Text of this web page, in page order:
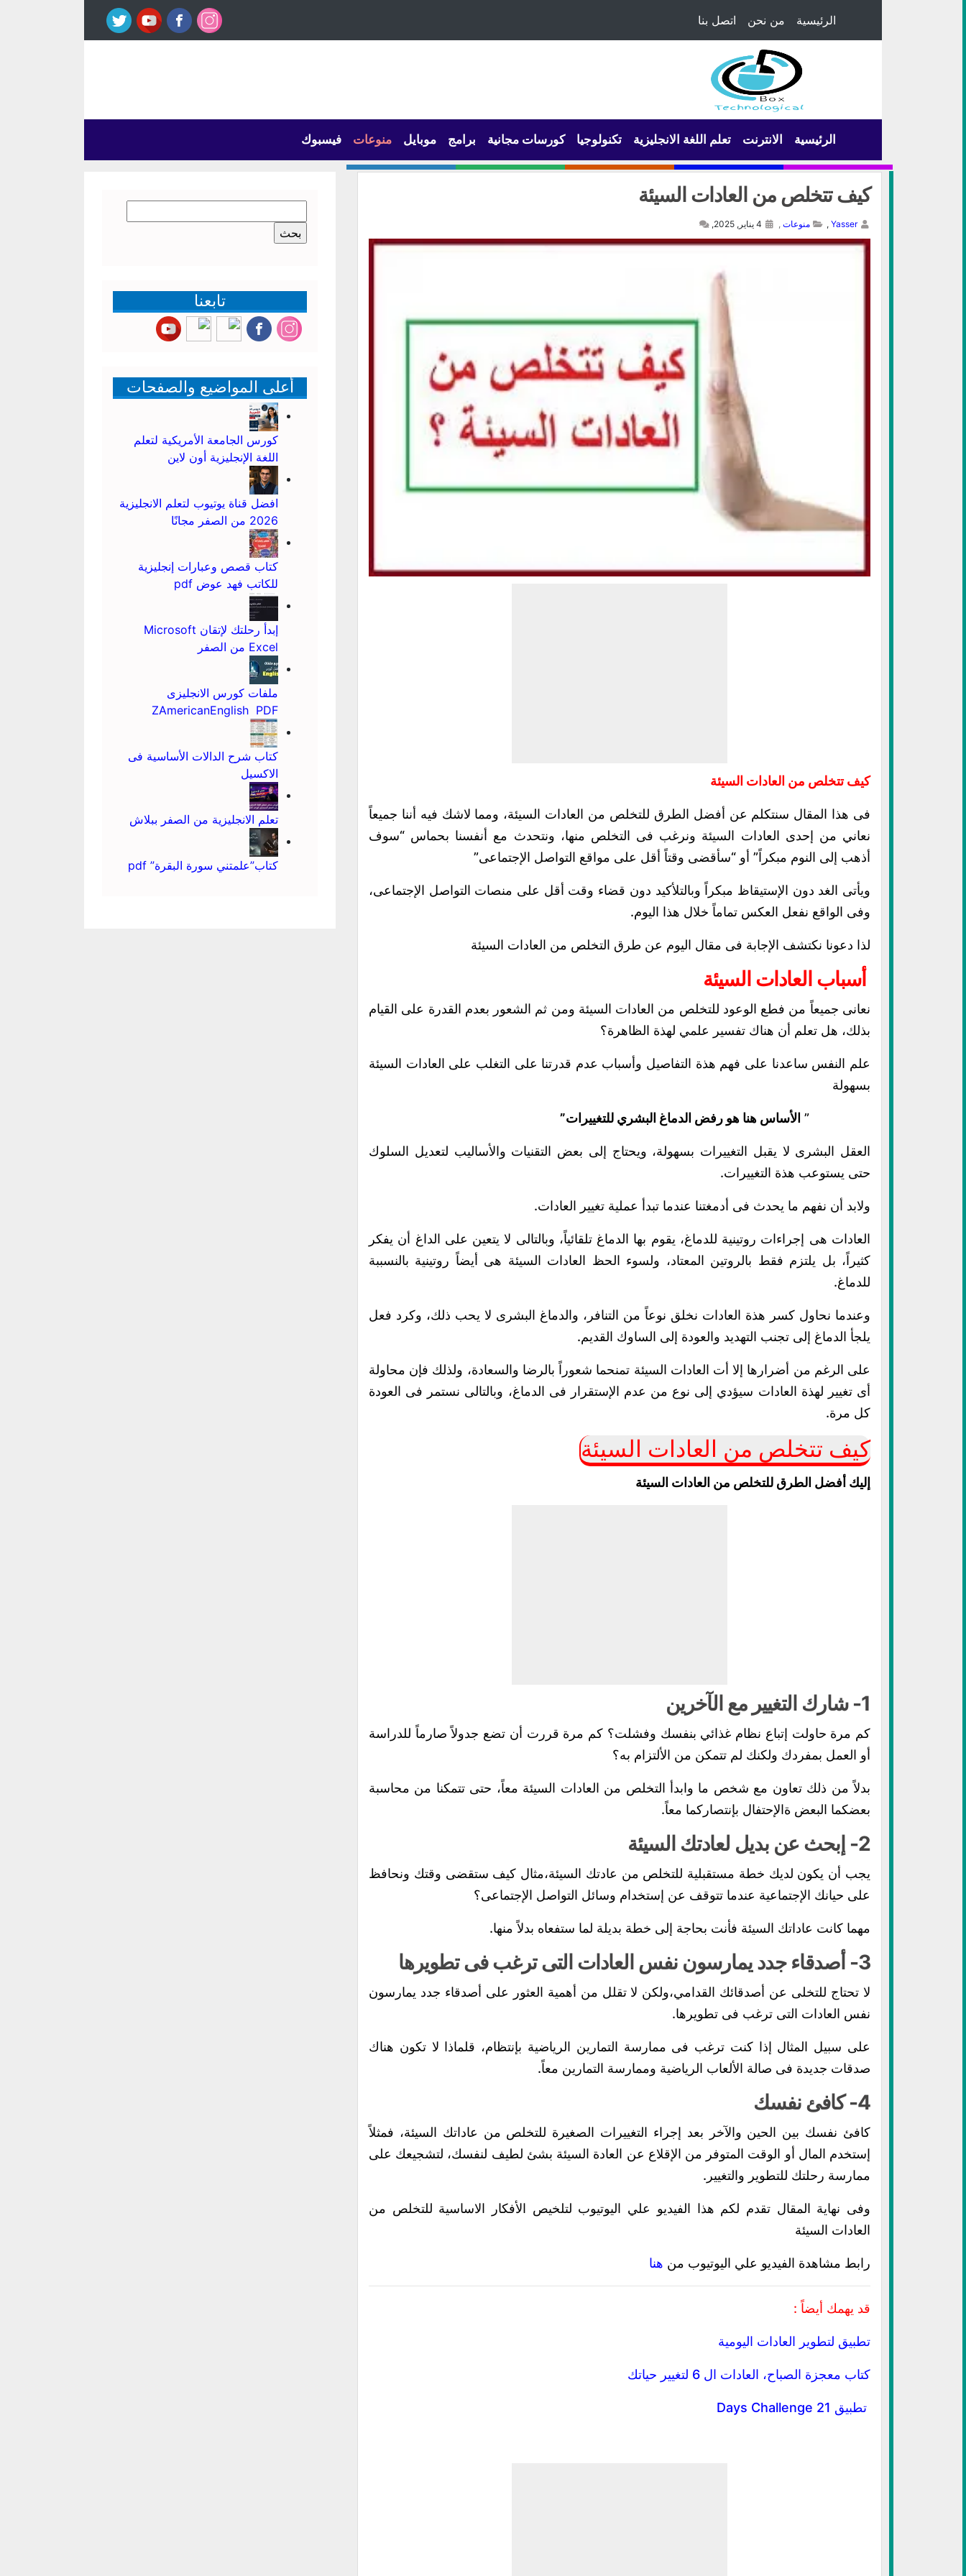
الرئيسية من نحن اتصل بنا
الرئيسية الانترنت تعلم اللغة الانجليزية تكنولوجيا كورسات مجانية برامج موبايل منوعات فيسبوك
كيف تتخلص من العادات السيئة
Yasser
, منوعات ,
كيف تتخلص من العادات السيئة
فى هذا المقال سنتكلم عن أفضل الطرق للتخلص من العادات السيئة، ومما لاشك فيه أننا جميعاً
نعاني من إحدى العادات السيئة ونرغب فى التخلص منها، ونتحدث مع أنفسنا بحماس “سوف
أذهب إلى النوم مبكراً” أو “سأقضى وقتاً أقل على مواقع التواصل الإجتماعى”
ويأتى الغد دون الإستيقاظ مبكراً وبالتلأكيد دون قضاء وقت أقل على منصات التواصل الإجتماعى،
وفى الواقع نفعل العكس تماماً خلال هذا اليوم.
لذا دعونا نكتشف الإجابة فى مقال اليوم عن طرق التخلص من العادات السيئة
أسباب العادات السيئة
نعانى جميعاً من فطع الوعود للتخلص من العادات السيئة ومن ثم الشعور بعدم القدرة على القيام
بذلك، هل تعلم أن هناك تفسير علمي لهذة الظاهرة؟
علم النفس ساعدنا على فهم هذة التفاصيل وأسباب عدم قدرتنا على التغلب على العادات السيئة
بسهولة
” الأساس هنا هو رفض الدماغ البشري للتغييرات”
العقل البشرى لا يقبل التغييرات بسهولة، ويحتاج إلى بعض التقنيات والأساليب لتعديل السلوك
حتى يستوعب هذة التغييرات.
ولابد أن نفهم ما يحدث فى أدمغتنا عندما تبدأ عملية تغيير العادات.
العادات هى إجراءات روتينية للدماغ، يقوم بها الدماغ تلقائياً، وبالتالى لا يتعين على الداغ أن يفكر
كثيراً، بل يلتزم فقط بالروتين المعتاد، ولسوء الحظ العادات السيئة هى أيضاً روتينية بالنسببة
للدماغ.
وعندما نحاول كسر هذة العادات نخلق نوعاً من التنافر، والدماغ البشرى لا يحب ذلك، وكرد فعل
يلجأ الدماغ إلى تجنب التهديد والعودة إلى الساوك القديم.
على الرغم من أضرارها إلا أت العادات السيئة تمنحما شعوراً بالرضا والسعادة، ولذلك فإن محاولة
أى تغيير لهذة العادات سيؤدي إلى نوع من عدم الإستقرار فى الدماغ، وبالتالى نستمر فى العودة
كل مرة.
كيف تتخلص من العادات السيئة
إليك أفضل الطرق للتخلص من العادات السيئة
1- شارك التغيير مع الآخرين
كم مرة حاولت إتباع نظام غذائي بنفسك وفشلت؟ كم مرة قررت أن تضع جدولاً صارماً للدراسة
أو العمل بمفردك ولكنك لم تتمكن من الألتزام به؟
بدلاً من ذلك تعاون مع شخص ما وابدأ التخلص من العادات السيئة معاً، حتى تتمكنا من محاسبة
بعضكما البعض ةالإحتفال بإنتصاركما معاً.
2- إبحث عن بديل لعادتك السيئة
يجب أن يكون لديك خطة مستقبلية للتخلص من عادتك السيئة،مثال كيف ستقضى وقتك ونحافظ
على حيانك الإجتماعية عندما تتوقف عن إستخدام وسائل التواصل الإجتماعى؟
مهما كانت عاداتك السيئة فأنت بحاجة إلى خطة بديلة لما ستفعاه بدلاً منها.
3- أصدقاء جدد يمارسون نفس العادات التى ترغب فى تطويرها
لا تحتاج للتخلى عن أصدقائك القدامي،ولكن لا تقلل من أهمية العثور على أصدقاء جدد يمارسون
نفس العادات التى ترغب فى تطويرها.
على سبيل المثال إذا كنت ترغب فى ممارسة التمارين الرياضية بإنتظام، قلماذا لا تكون هناك
صدقات جديدة فى صالة الألعاب الرياضية وممارسة التمارين معاً.
4- كافئ نفسك
كافئ نفسك بين الحين والآخر بعد إجراء التغييرات الصغيرة للتخلص من عاداتك السيئة، فمثلاً
إستخدم المال أو الوقت المتوفر من الإقلاع عن العادة السيئة بشئ لطيف لنفسك، لتشجيعك على
ممارسة رحلتك للتطوير والتغيير.
وفى نهاية المقال تقدم لكم هذا الفيديو علي اليوتيوب لتلخيص الأفكار الاساسية للتخلص من
العادات السيئة
رابط مشاهدة الفيديو علي اليوتيوب من هنا
قد يهمك أيضاً :
تطبيق لتطوير العادات اليومية
كتاب معجزة الصباح، العادات ال 6 لتغيير حياتك
تطبيق 21 Days Challenge
عن:
تابعنا
أعلى المواضيع والصفحات
كورس الجامعة الأمريكية لتعلم
اللغة الإنجليزية أون لاين
افضل قناة يوتيوب لتعلم الانجليزية
2026 من الصفر مجانًا
كتاب قصص وعبارات إنجليزية
للكاتب فهد عوض pdf
إبدأ رحلتك لإتقان Microsoft
Excel من الصفر
ملفات كورس الانجليزى
ZAmericanEnglish PDF
كتاب شرح الدالات الأساسية فى
الاكسيل
تعلم الانجليزية من الصفر ببلاش
كتاب”علمتني سورة البقرة” pdf